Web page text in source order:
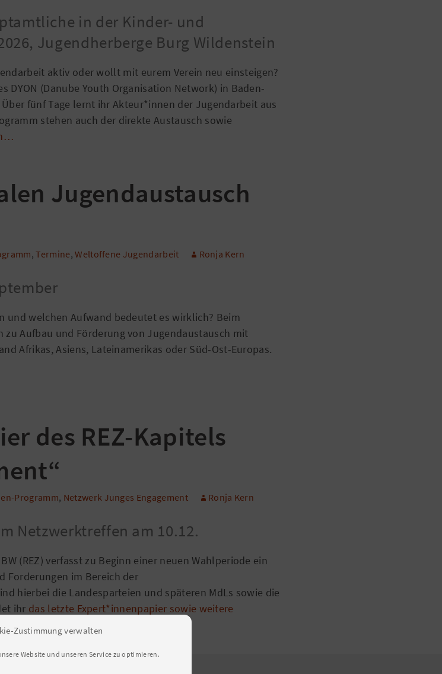
Zustimmung verwalten
Website und unseren Service zu optimieren.
in der Kinder- und
Jugendherberge Burg Wildenstein
aktiv oder wollt mit eurem Verein neu einsteigen?
DYON (Danube Youth Organisation Network) in Baden-
fünf Tage lernt ihr Akteur*innen der Jugendarbeit aus
stehen auch der direkte Austausch sowie
Jugendaustausch
,Termine,Weltoffene Jugendarbeit Ronja Kern
und welchen Aufwand bedeutet es wirklich? Beim
zu Aufbau und Förderung von Jugendaustausch mit
Afrikas, Asiens, Lateinamerikas oder Süd-Ost-Europas.
des REZ-Kapitels
Programm, Netzwerk Junges Engagement Ronja Kern
Netzwerktreffen am 10.12.
(REZ) verfasst zu Beginn einer neuen Wahlperiode ein
Forderungen im Bereich der
hierbei die Landesparteien und späteren MdLs sowie die
ihr das letzte Expert*innenpapier sowie weitere